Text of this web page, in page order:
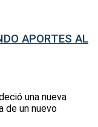
APORTES AL
una nueva
de un nuevo